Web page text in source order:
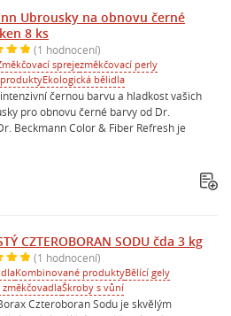
Ubrousky na obnovu černé
8 ks
(1 hodnocení)
sprejezměkčovací perly
Ekologická bělidla
černou barvu a hladkost vašich
pro obnovu černé barvy od Dr.
Beckmann Color & Fiber Refresh je
CZTEROBORAN SODU čda 3 kg
(1 hodnocení)
Kombinované produktyBělící gely
Škroby s vůní
Czteroboran Sodu je skvělým